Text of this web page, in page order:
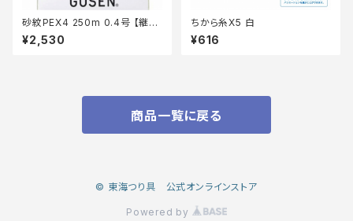
砂紋PEX4 250m 0.4号 【継続
セール_仕掛】
¥2,530
ちから糸X5 白
¥616
商品一覧に戻る
© 東海つり具 公式オンラインストア
Powered by